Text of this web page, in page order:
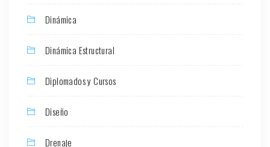
Dinámica
Dinámica Estructural
Diplomados y Cursos
Diseño
Drenaje